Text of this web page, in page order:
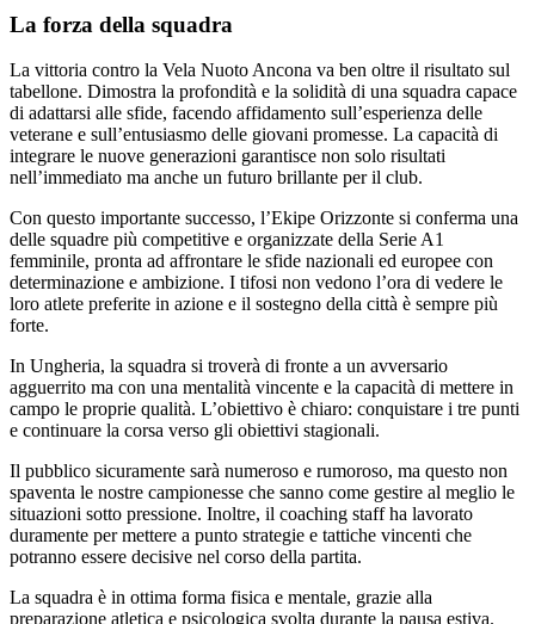
La forza della squadra
La vittoria contro la Vela Nuoto Ancona va ben oltre il risultato sul
tabellone. Dimostra la profondità e la solidità di una squadra capace
di adattarsi alle sfide, facendo affidamento sull’esperienza delle
veterane e sull’entusiasmo delle giovani promesse. La capacità di
integrare le nuove generazioni garantisce non solo risultati
nell’immediato ma anche un futuro brillante per il club.
Con questo importante successo, l’Ekipe Orizzonte si conferma una
delle squadre più competitive e organizzate della Serie A1
femminile, pronta ad affrontare le sfide nazionali ed europee con
determinazione e ambizione. I tifosi non vedono l’ora di vedere le
loro atlete preferite in azione e il sostegno della città è sempre più
forte.
In Ungheria, la squadra si troverà di fronte a un avversario
agguerrito ma con una mentalità vincente e la capacità di mettere in
campo le proprie qualità. L’obiettivo è chiaro: conquistare i tre punti
e continuare la corsa verso gli obiettivi stagionali.
Il pubblico sicuramente sarà numeroso e rumoroso, ma questo non
spaventa le nostre campionesse che sanno come gestire al meglio le
situazioni sotto pressione. Inoltre, il coaching staff ha lavorato
duramente per mettere a punto strategie e tattiche vincenti che
potranno essere decisive nel corso della partita.
La squadra è in ottima forma fisica e mentale, grazie alla
preparazione atletica e psicologica svolta durante la pausa estiva.